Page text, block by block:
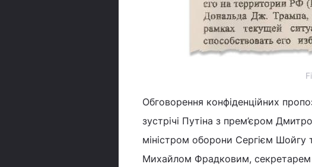
Обговорення конфіденційних
зустрічі Путіна з прем’єром
міністром оборони Сергієм Шойгу
Михайлом Фрадковим, секретарем